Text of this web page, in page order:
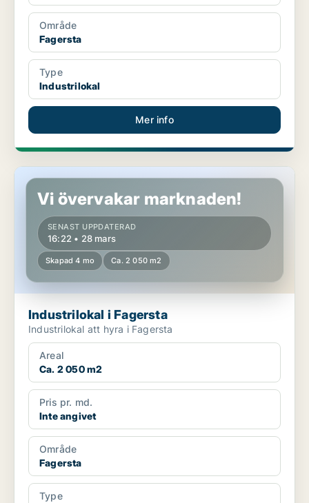
Område
Fagersta
Type
Industrilokal
Mer info
Industrilokal i Fagersta
Vi övervakar marknaden!
SENAST UPPDATERAD
16:22 • 28 mars
Skapad 4 mo Ca. 2 050 m2
Industrilokal i Fagersta
Industrilokal att hyra i Fagersta
Areal
Ca. 2 050 m2
Pris pr. md.
Inte angivet
Område
Fagersta
Type